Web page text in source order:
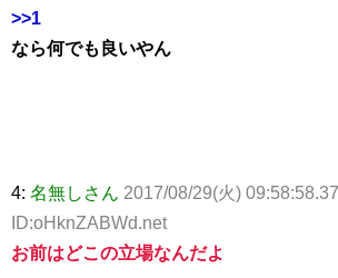
>>1
なら何でも良いやん
4: 名無しさん 2017/08/29(火) 09:58:58.37
ID:oHknZABWd.net
お前はどこの立場なんだよ